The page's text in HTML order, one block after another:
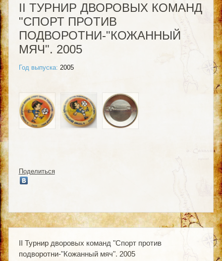
II ТУРНИР ДВОРОВЫХ КОМАНД
"СПОРТ ПРОТИВ
ПОДВОРОТНИ-"КОЖАННЫЙ
МЯЧ". 2005
Год выпуска: 2005
Поделиться
II Турнир дворовых команд "Спорт против
подворотни-"Кожанный мяч". 2005